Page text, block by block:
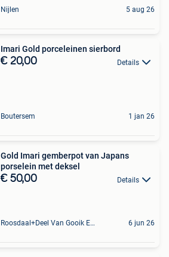
Nijlen 5 aug 26
Imari Gold porceleinen sierbord
€ 20,00 Details
Boutersem 1 jan 26
Gold Imari gemberpot van Japans
porselein met deksel
€ 50,00 Details
Roosdaal+Deel Van Gooik En Sint-Kwintens-Lennik 6 jun 26